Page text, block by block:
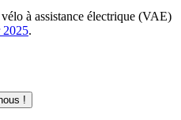
à assistance électrique (VAE)
2025.
!